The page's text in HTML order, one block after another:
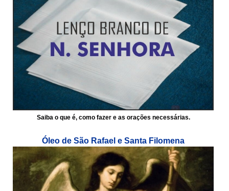
Saiba o que é, como fazer e as orações necessárias.
Óleo de São Rafael e Santa Filomena